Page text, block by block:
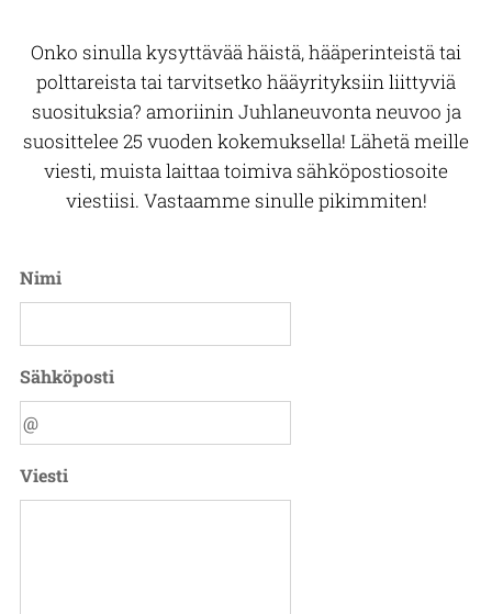
haluttiin niihin
vauhtia tai
hemmottelua,
kaikkea tätä ja
valtavan paljon
polttari-
inspiraatiota
polttareiltaan
toivoisi ja mitä
ehdottomasti ei
toivoisi, ja pitää
kiinni ainakin
siitä, ettei
polttarisankarin
tekemään jotain,
mitä hän ei
halua tehdä.
Muistakaa
temppuja
valitessanne
kääntyä
Onko sinulla kysyttävää häistä, hääperinteistä tai
polttareista tai tarvitsetko hääyrityksiin liittyviä
suosituksia? amoriinin Juhlaneuvonta neuvoo ja
suosittelee 25 vuoden kokemuksella! Lähetä meille
viesti, muista laittaa toimiva sähköpostiosoite
viestiisi. Vastaammesinulle pikimmiten!
Nimi
Sähköposti
Viesti